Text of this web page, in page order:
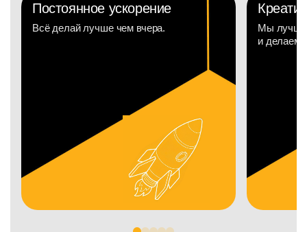
Постоянное ускорение
Всё делай лучше чем вчера.
Мы
и делаем